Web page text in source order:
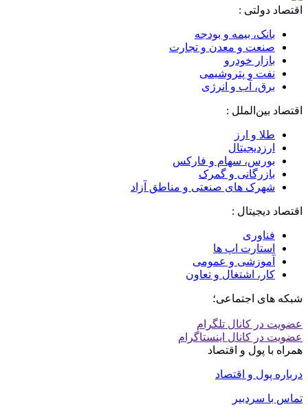
اقتصاد دولتی :
بانک، بیمه و بودجه
صنعت و معدن و تجارت
بازار خودرو
نفت و پتروشیمی
برق، آب و انرژی
اقتصاد بین‌الملل :
طلا و ارز
ارزدیجیتال
بورس، سهام و فارکس
بازرگانی و گمرک
شهرک های صنعتی و مناطق آزاد
اقتصاد دیجیتال :
فناوری
استارت اپ ها
آموزشی و عمومی
کار، اشتغال و تعاون
شبکه های اجتماعی؛
عضویت در کانال تلگرام
عضویت در کانال اینستاگرام
همراه با پول و اقتصاد
درباره پول و اقتصاد
تماس با سردبیر